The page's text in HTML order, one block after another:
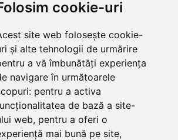
cookie-uri
site web folosește cookie-
și alte tehnologii de urmărire
a vă îmbunătăți experiența
navigare în următoarele
pentru a activa
de bază a site-
web, pentru a oferi o
mai bună pe site,
Sector 5, Bucuresti